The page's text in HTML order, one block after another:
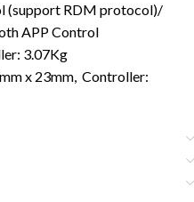
(support RDM protocol)/
APP Control
3.07Kg
x 23mm, Controller: